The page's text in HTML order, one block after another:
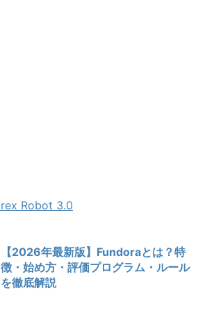
【2026年最新版】Fundoraとは？特
徴・始め方・評価プログラム・ルール
を徹底解説